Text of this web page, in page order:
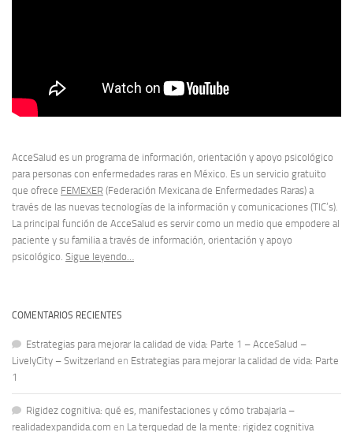
AcceSalud es un programa de información, orientación y apoyo psicológico
para personas con enfermedades raras en México. Es un servicio gratuito
que ofrece FEMEXER (Federación Mexicana de Enfermedades Raras) a
través de las nuevas tecnologías de la información y comunicaciones (TIC’s).
La principal función de AcceSalud es servir como un medio que empodere al
paciente y su familia a través de información, orientación y apoyo
psicológico. Sigue leyendo…
COMENTARIOS RECIENTES
Estrategias para mejorar la calidad de vida: Parte 1 – AcceSalud –
LivelyCity – Switzerland en Estrategias para mejorar la calidad de vida: Parte
1
Rigidez cognitiva: qué es, manifestaciones y cómo trabajarla –
realidadexpandida.com en La terquedad de la mente: rigidez cognitiva